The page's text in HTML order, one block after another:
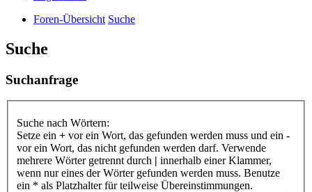
Foren-Übersicht Suche
Suche
Suchanfrage
Suche nach Wörtern:
Setze ein + vor ein Wort, das gefunden werden muss und ein -
vor ein Wort, das nicht gefunden werden darf. Verwende
mehrere Wörter getrennt durch | innerhalb einer Klammer,
wenn nur eines der Wörter gefunden werden muss. Benutze
ein * als Platzhalter für teilweise Übereinstimmungen.